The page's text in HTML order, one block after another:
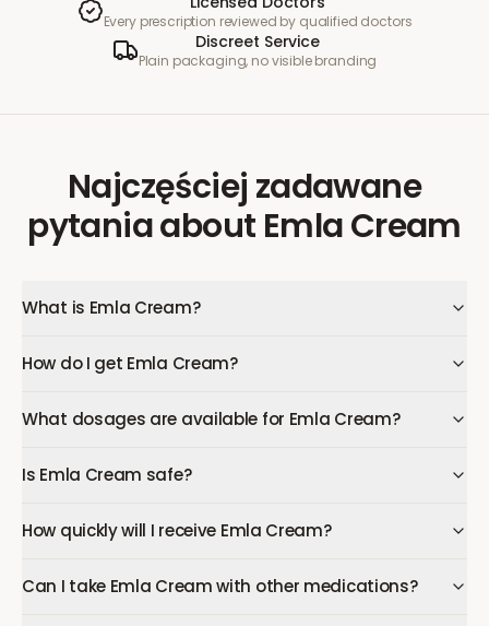
Every prescription reviewed by qualified doctors
Discreet Service
Plain packaging, no visible branding
Najczęściej zadawane
pytaniaabout Emla Cream
What is Emla Cream?
How do I get Emla Cream?
What dosages are available for Emla Cream?
Is Emla Cream safe?
How quickly will I receive Emla Cream?
Can I take Emla Cream with other medications?